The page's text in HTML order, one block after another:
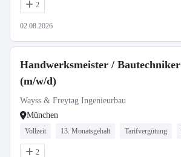
2
02.08.2026
Handwerksmeister / Bautechniker
(m/w/d)
Wayss & Freytag Ingenieurbau
München
Vollzeit 13. Monatsgehalt Tarifvergütung
2